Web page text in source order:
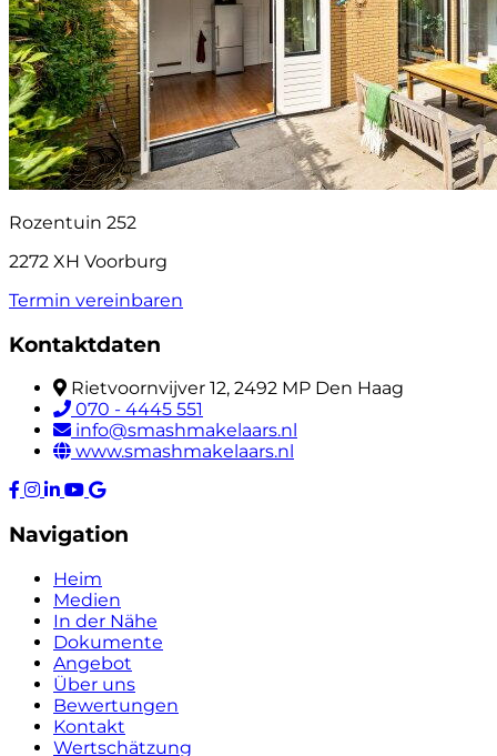
Rozentuin 252
2272 XH Voorburg
Termin vereinbaren
Kontaktdaten
Rietvoornvijver 12, 2492 MP Den Haag
070 - 4445 551
info@smashmakelaars.nl
www.smashmakelaars.nl
Navigation
Heim
Medien
In der Nähe
Dokumente
Angebot
Über uns
Bewertungen
Kontakt
Wertschätzung